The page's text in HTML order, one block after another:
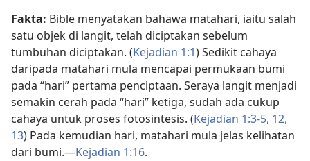
Fakta: Bible menyatakan bahawa matahari, iaitu salah
satu objek di langit, telah diciptakan sebelum
tumbuhan diciptakan. (Kejadian 1:1) Sedikit cahaya
daripada matahari mula mencapai permukaan bumi
pada “hari” pertama penciptaan. Seraya langit menjadi
semakin cerah pada “hari” ketiga, sudah ada cukup
cahaya untuk proses fotosintesis. (Kejadian 1:​3-5, 12,
13) Pada kemudian hari, matahari mula jelas kelihatan
dari bumi.​—Kejadian 1:​16.